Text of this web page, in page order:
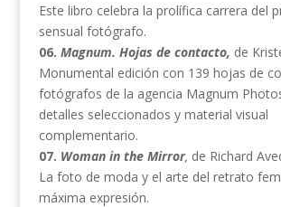
Este libro celebra la prolífica carrera del
sensual fotógrafo.
06. Magnum. Hojas de contacto, de
Monumental edición con 139 hojas de
fotógrafos de la agencia Magnum
detalles seleccionados y material visual
complementario.
07. Woman in the Mirror, de Richard
La foto de moda y el arte del retrato
máxima expresión.